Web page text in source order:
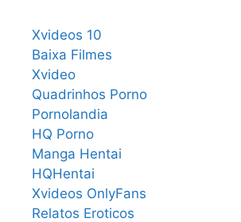
Xvideos 10
Baixa Filmes
Xvideo
Quadrinhos Porno
Pornolandia
HQ Porno
Manga Hentai
HQHentai
Xvideos OnlyFans
Relatos Eroticos